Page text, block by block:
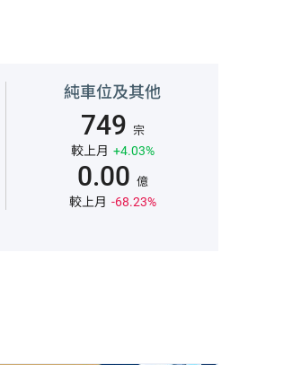
純車位及其他
749 宗
較上月 +4.03%
0.00 億
較上月 -68.23%